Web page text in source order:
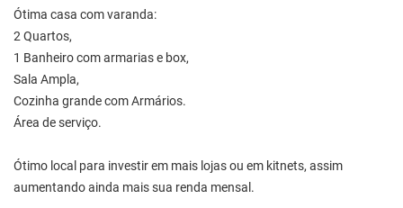
Ótima casa com varanda:
2 Quartos,
1 Banheiro com armarias e box,
Sala Ampla,
Cozinha grande com Armários.
Área de serviço.
Ótimo local para investir em mais lojas ou em kitnets, assim
aumentando ainda mais sua renda mensal.